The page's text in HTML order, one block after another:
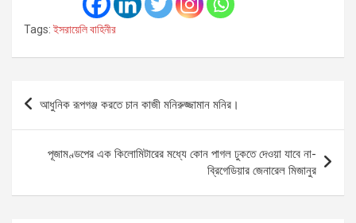
Tags: ইসরায়েলি বাহিনীর
navigation
আধুনিক রূপগঞ্জ করতে চান কাজী মনিরুজ্জামান মনির।
পূজামণ্ডপের এক কিলোমিটারের মধ্যে কোন পাগল ঢুকতে দেওয়া যাবে না-
ব্রিগেডিয়ার জেনারেল মিজানুর